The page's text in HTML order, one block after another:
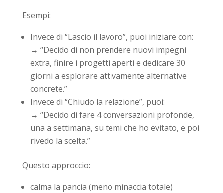
Esempi:
Invece di “Lascio il lavoro”, puoi iniziare con:
→ “Decido di non prendere nuovi impegni
extra, finire i progetti aperti e dedicare 30
giorni a esplorare attivamente alternative
concrete.”
Invece di “Chiudo la relazione”, puoi:
→ “Decido di fare 4 conversazioni profonde,
una a settimana, su temi che ho evitato, e poi
rivedo la scelta.”
Questo approccio:
calma la pancia (meno minaccia totale)